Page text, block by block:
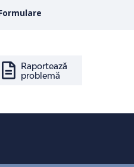
Raportează
problemă